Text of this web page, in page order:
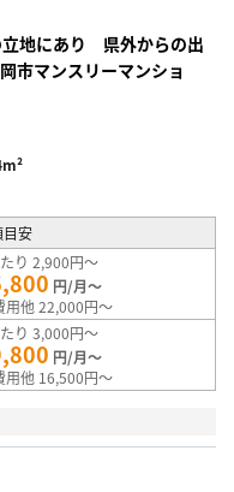
立地にあり 県外からの出
市マンスリーマンショ
目安
り 2,900円～
円/月～
用他 22,000円～
り 3,000円～
円/月～
用他 16,500円～